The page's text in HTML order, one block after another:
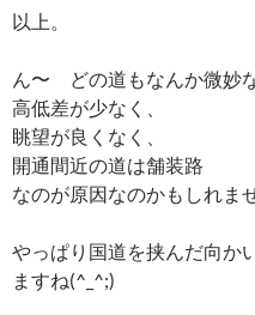
以上。
ん〜 どの道もなんか微妙な
高低差が少なく、
眺望が良くなく、
開通間近の道は舗装路
なのが原因なのかもしれま
やっぱり国道を挟んだ向か
ますね(^_^;)